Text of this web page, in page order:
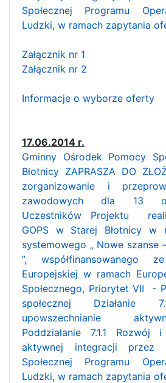
Społecznej Programu
Ludzki, w ramach zapytania
Załącznik nr 1
Załącznik nr 2
Informacje o wyborze oferty
17.06.2014 r.
Gminny Ośrodek Pomocy
Błotnicy ZAPRASZA DO
zorganizowanie i
zawodowych dla 13
Uczestników Projektu
GOPS w Starej Błotnicy
systemowego „ Nowe szanse
”, współfinansowanego
Europejskiej w ramach
Społecznego, Priorytet VII -
społecznej
upowszechnianie
Poddziałanie 7.1.1 Rozwój
aktywnej integracji przez
Społecznej Programu
Ludzki, w ramach zapytania